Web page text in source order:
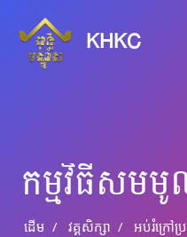
KHKC
ដើម វគ្គសិក្សា អប់រំ​ក្រៅ​ប្រព័ន្ធ និង​​អប់រំ​មិន​ផ្លូវ​ការ